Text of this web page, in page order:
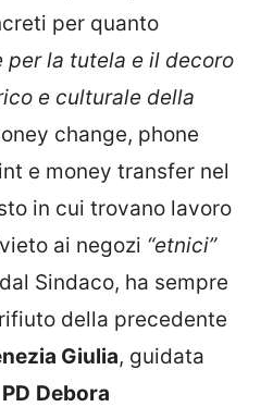
per quanto
per la tutela e il decoro
e culturale della
change, phone
e money transfer nel
in cui trovano lavoro
ai negozi “etnici”
Sindaco, ha sempre
della precedente
Giulia, guidata
PD Debora